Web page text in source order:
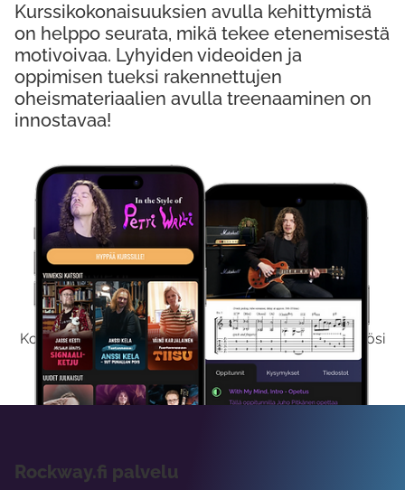
Kokeile Ilmaiseksi
Kokeilemalla ilmaiseksi saat koko sisältömme käyttöösi
viikon ajaksi.
Kurssikokonaisuuksien avulla kehittymistä
on helppo seurata, mikä tekee etenemisestä
motivoivaa. Lyhyiden videoiden ja
oppimisen tueksi rakennettujen
oheismateriaalien avulla treenaaminen on
innostavaa!
Rockway.fi palvelu